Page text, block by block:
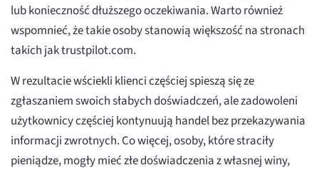
lub konieczność dłuższego oczekiwania. Warto również
wspomnieć, że takie osoby stanowią większość na stronach
takich jak trustpilot.com.
W rezultacie wściekli klienci częściej spieszą się ze
zgłaszaniem swoich słabych doświadczeń, ale zadowoleni
użytkownicy częściej kontynuują handel bez przekazywania
informacji zwrotnych. Co więcej, osoby, które straciły
pieniądze, mogły mieć złe doświadczenia z własnej winy,